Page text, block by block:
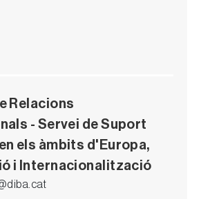
Relacions
- Servei de Suport
els àmbits d'Europa,
i Internacionalització